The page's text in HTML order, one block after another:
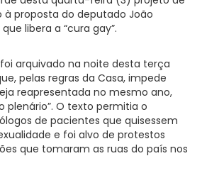
proposta do deputado João
libera a “cura gay”.
arquivado na noite desta terça
pelas regras da Casa, impede
reapresentada no mesmo ano,
plenário”. O texto permitia o
de pacientes que quisessem
e foi alvo de protestos
que tomaram as ruas do país nos